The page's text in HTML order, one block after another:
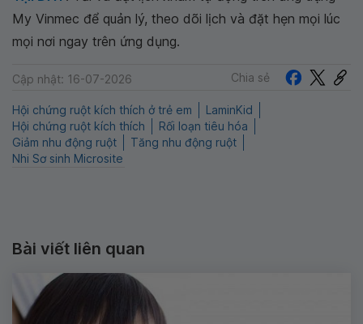
My Vinmec để quản lý, theo dõi lịch và đặt hẹn mọi lúc
mọi nơi ngay trên ứng dụng.
Cập nhật: 16-07-2026 Chia sẻ
Hội chứng ruột kích thích ở trẻ em
LaminKid
Hội chứng ruột kích thích
Rối loạn tiêu hóa
Giảm nhu động ruột
Tăng nhu động ruột
Nhi Sơ sinh Microsite
Bài viết liên quan